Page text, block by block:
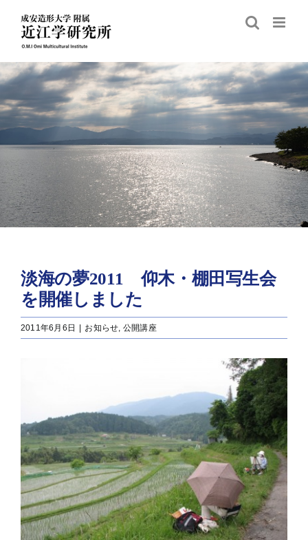
content
淡海の夢2011 仰木・棚田写生会
を開催しました
2011年6月6日 お知らせ, 公開講座